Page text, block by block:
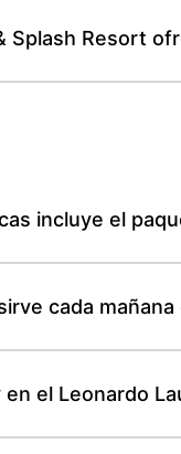
Splash Resort
incluye el
cada
el Leonardo